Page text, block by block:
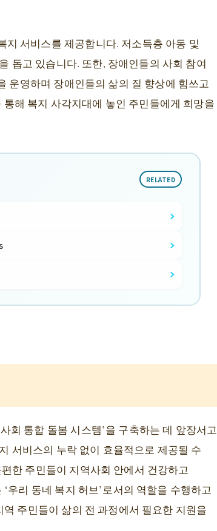
서비스를 제공합니다. 저소득층 아동 및
돕고 있습니다. 또한, 장애인들의 사회 참여
운영하며 장애인들의 삶의 질 향상에 힘쓰고
해 복지 사각지대에 놓인 주민들에게 희망을
RELATED
회 통합 돌봄 시스템’을 구축하는 데 앞장서고
서비스의 누락 없이 효율적으로 제공될 수
한 주민들이 지역사회 안에서 건강하고
우리 동네 복지 허브’로서의 역할을 수행하고
주민들이 삶의 전 과정에서 필요한 지원을